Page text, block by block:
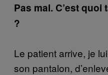
Pas mal. C’est
?
Le patient arrive, je
son pantalon,